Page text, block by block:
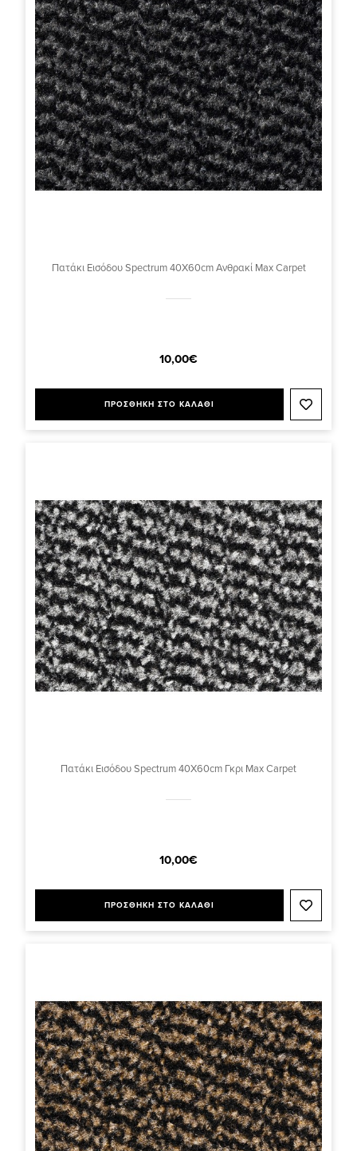
Πατάκι Εισόδου Spectrum 40X60cm Ανθρακί Max Carpet
10,00€
ΠΡΟΣΘΗΚΗ ΣΤΟ ΚΑΛΑΘΙ
Πατάκι Εισόδου Spectrum 40X60cm Γκρι Max Carpet
10,00€
ΠΡΟΣΘΗΚΗ ΣΤΟ ΚΑΛΑΘΙ